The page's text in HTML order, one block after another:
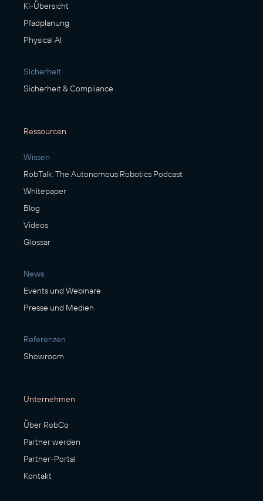
KI-Übersicht
Pfadplanung
Physical AI
Sicherheit
Sicherheit & Compliance
Ressourcen
Wissen
RobTalk: The Autonomous Robotics Podcast
Whitepaper
Blog
Videos
Glossar
News
Events und Webinare
Presse und Medien
Referenzen
Showroom
Unternehmen
Über RobCo
Partner werden
Partner-Portal
Kontakt